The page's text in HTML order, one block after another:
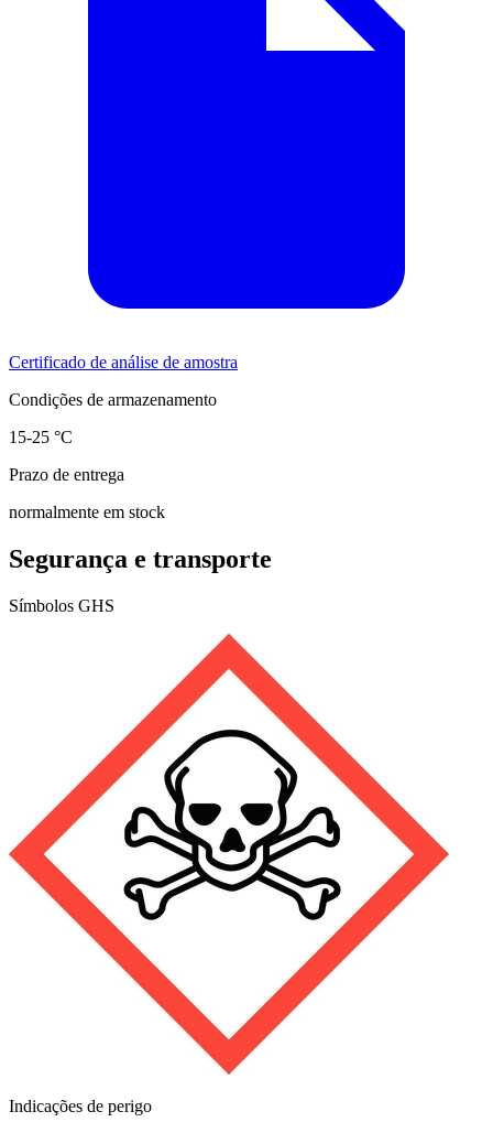
Certificado de análise de amostra
Condições de armazenamento
15-25 °C
Prazo de entrega
normalmente em stock
Segurança e transporte
Símbolos GHS
Indicações de perigo